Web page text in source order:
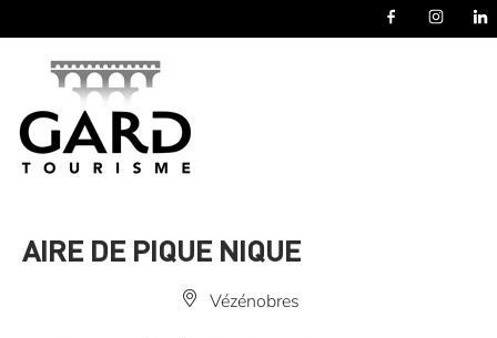
AIRE DE PIQUE NIQUE
Vézénobres